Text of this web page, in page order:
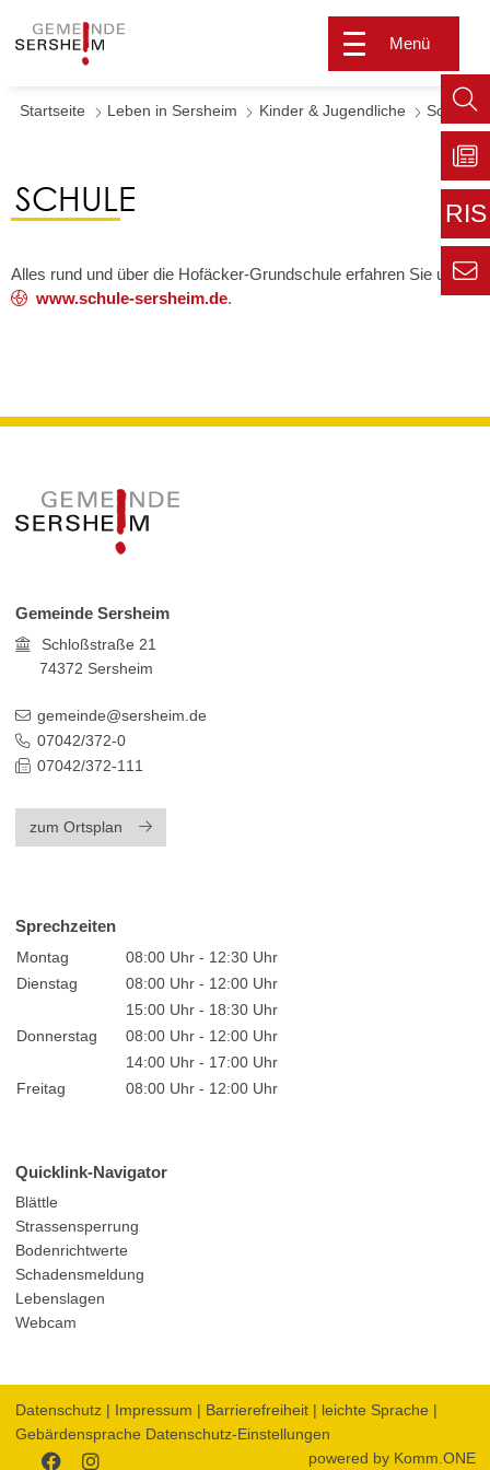
Menü
Startseite Leben in Sersheim Kinder & Jugendliche Schule
SCHULE
Alles rund und über die Hofäcker-Grundschule erfahren Sie unter
www.schule-sersheim.de.
Gemeinde Sersheim
Schloßstraße 21
74372 Sersheim
gemeinde@sersheim.de
07042/372-0
07042/372-111
zum Ortsplan
Sprechzeiten
Montag
08:00 Uhr - 12:30 Uhr
Dienstag
08:00 Uhr - 12:00 Uhr
15:00 Uhr - 18:30 Uhr
Donnerstag
08:00 Uhr - 12:00 Uhr
14:00 Uhr - 17:00 Uhr
Freitag
08:00 Uhr - 12:00 Uhr
Quicklink-Navigator
Blättle
Strassensperrung
Bodenrichtwerte
Schadensmeldung
Lebenslagen
Webcam
Datenschutz| Impressum Barrierefreiheit| leichte Sprache
Gebärdensprache Datenschutz-Einstellungen
powered by Komm.ONE
Zu
RIS
Zur
Seite